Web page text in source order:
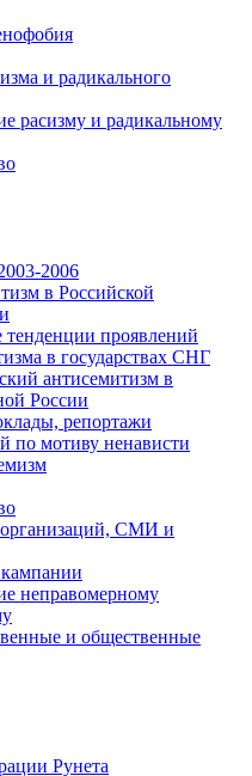
и радикального
расизму и радикальному
2006
в Российской
проявлений
в государствах СНГ
антисемитизм в
России
репортажи
по мотиву ненависти
организаций, СМИ и
неправомерному
и общественные
Рунета